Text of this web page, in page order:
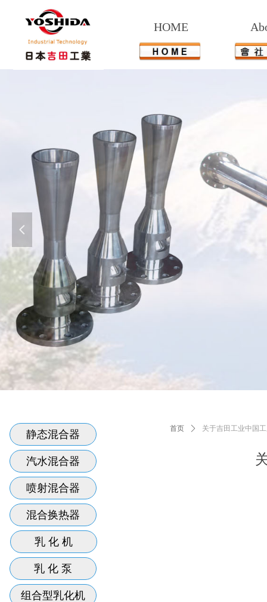
HOME
넳
首页 ꄲ 关于吉田工业中国
组合型乳化机
乳 化 机
乳 化 泵
喷射混合器
静态混合器
汽水混合器
混合换热器